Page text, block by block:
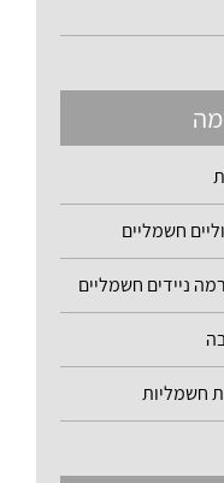
חשמליים
ניידים חשמליים
חשמליות